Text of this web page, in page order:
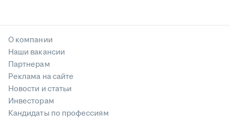
О компании
Наши вакансии
Партнерам
Реклама на сайте
Новости и статьи
Инвесторам
Кандидаты по профессиям